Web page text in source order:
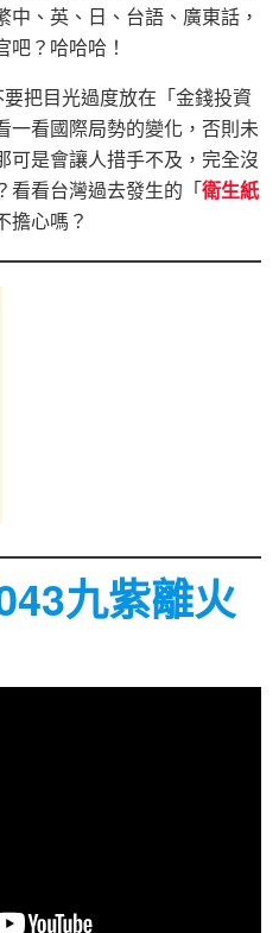
、英、日、台語、廣東話，
？哈哈哈！
把目光過度放在「金錢投資
一看國際局勢的變化，否則未
可是會讓人措手不及，完全沒
看看台灣過去發生的「衛生紙
擔心嗎？
九紫離火